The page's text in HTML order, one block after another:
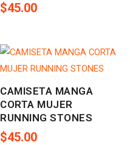
$45.00
CAMISETA MANGA
CORTA MUJER
RUNNING STONES
$45.00